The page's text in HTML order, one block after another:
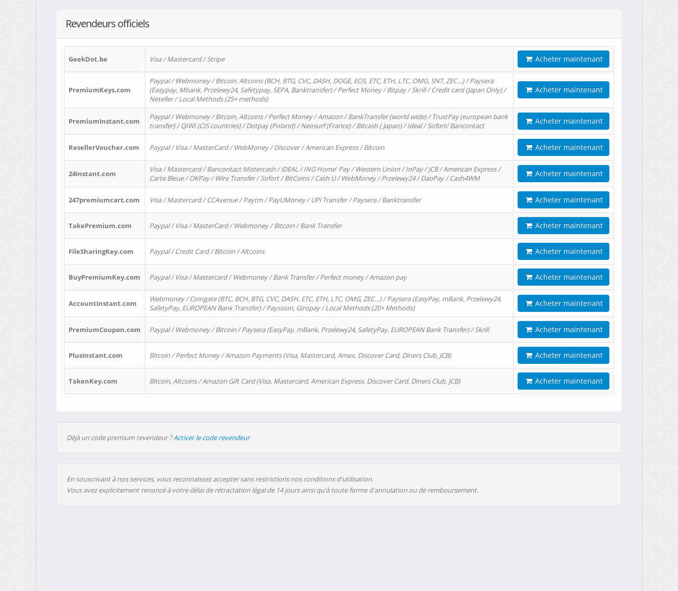
Revendeurs officiels
GeekDot.be Visa / Mastercard / Stripe Acheter maintenant
PremiumKeys.com
Paypal / Webmoney / Bitcoin, Altcoins (BCH, BTG, CVC, DASH, DOGE, EOS, ETC, ETH, LTC, OMG, SNT, ZEC…) / Paysera
(Easypay, Mbank, Przelewy24, Safetypay, SEPA, Banktransfer) / Perfect Money / Bitpay / Skrill / Credit card (Japan Only) /
Neteller / Local Methods (25+ methods)
Acheter maintenant
PremiumInstant.com
Paypal / Webmoney / Bitcoin, Altcoins / Perfect Money / Amazon / BankTransfer (world wide) / TrustPay (european bank
transfer) / QIWI (CIS countries) / Dotpay (Poland) / Neosurf (France) / Bitcash ( Japan) / Ideal / Sofort/ Bancontact
Acheter maintenant
ResellerVoucher.com Paypal / Visa / MasterCard / WebMoney / Discover / American Express / Bitcoin Acheter maintenant
24instant.com
Visa / Mastercard / Bancontact Mistercash / iDEAL / ING Home' Pay / Western Union / InPay / JCB / American Express /
Carte Bleue / OKPay / Wire Transfer / Sofort / BitCoins / Cash U / WebMoney / Przelewy24 / DaoPay / Cash4WM
Acheter maintenant
247premiumcart.com Visa / Mastercard / CCAvenue / Paytm / PayUMoney / UPi Transfer / Paysera / Banktransfer Acheter maintenant
TakePremium.com Paypal / Visa / MasterCard / Webmoney / Bitcoin / Bank Transfer Acheter maintenant
FileSharingKey.com Paypal / Credit Card / Bitcoin / Altcoins Acheter maintenant
BuyPremiumKey.com Paypal / Visa / Mastercard / Webmoney / Bank Transfer / Perfect money / Amazon pay Acheter maintenant
AccountInstant.com
Webmoney / Coingate (BTC, BCH, BTG, CVC, DASH, ETC, ETH, LTC, OMG, ZEC…) / Paysera (EasyPay, mBank, Przelewy24,
SafetyPay, EUROPEAN Bank Transfer) / Payssion, Giropay / Local Methods (20+ Methods)
Acheter maintenant
PremiumCoupon.com Paypal / Webmoney / Bitcoin / Paysera (EasyPay, mBank, Przelewy24, SafetyPay, EUROPEAN Bank Transfer) / Skrill Acheter maintenant
PlusInstant.com Bitcoin / Perfect Money / Amazon Payments (Visa, Mastercard, Amex, Discover Card, Diners Club, JCB) Acheter maintenant
TakenKey.com Bitcoin, Altcoins / Amazon Gift Card (Visa, Mastercard, American Express, Discover Card, Diners Club, JCB) Acheter maintenant
Déjà un code premium revendeur ?Activer le code revendeur
En souscrivant à nos services, vous reconnaissez accepter sans restrictions nos conditions d'utilisation.
Vous avez explicitement renoncé à votre délai de rétractation légal de 14 jours ainsi qu'à toute forme d'annulation ou de remboursement.